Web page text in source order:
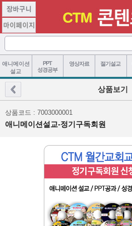
애니메이션
설교
PPT
성경공부
영상자료 절기설교
상품보기
상품코드 : 7003000001
애니메이션설교-정기구독회원